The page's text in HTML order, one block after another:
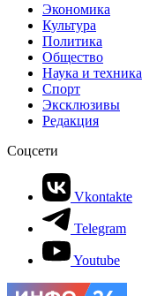
Экономика
Культура
Политика
Общество
Наука и техника
Спорт
Эксклюзивы
Редакция
Соцсети
Vkontakte
Telegram
Youtube